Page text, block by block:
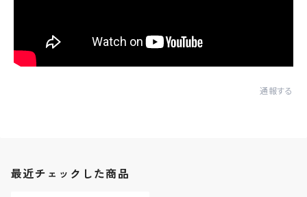
通報する
最近チェックした商品